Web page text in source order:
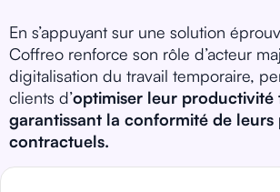
En s’appuyant sur une solution
Coffreo renforce son rôle d’acteur
digitalisation du travail temporaire,
clients d’optimiser leur productivité
garantissant la conformité de leurs
contractuels.